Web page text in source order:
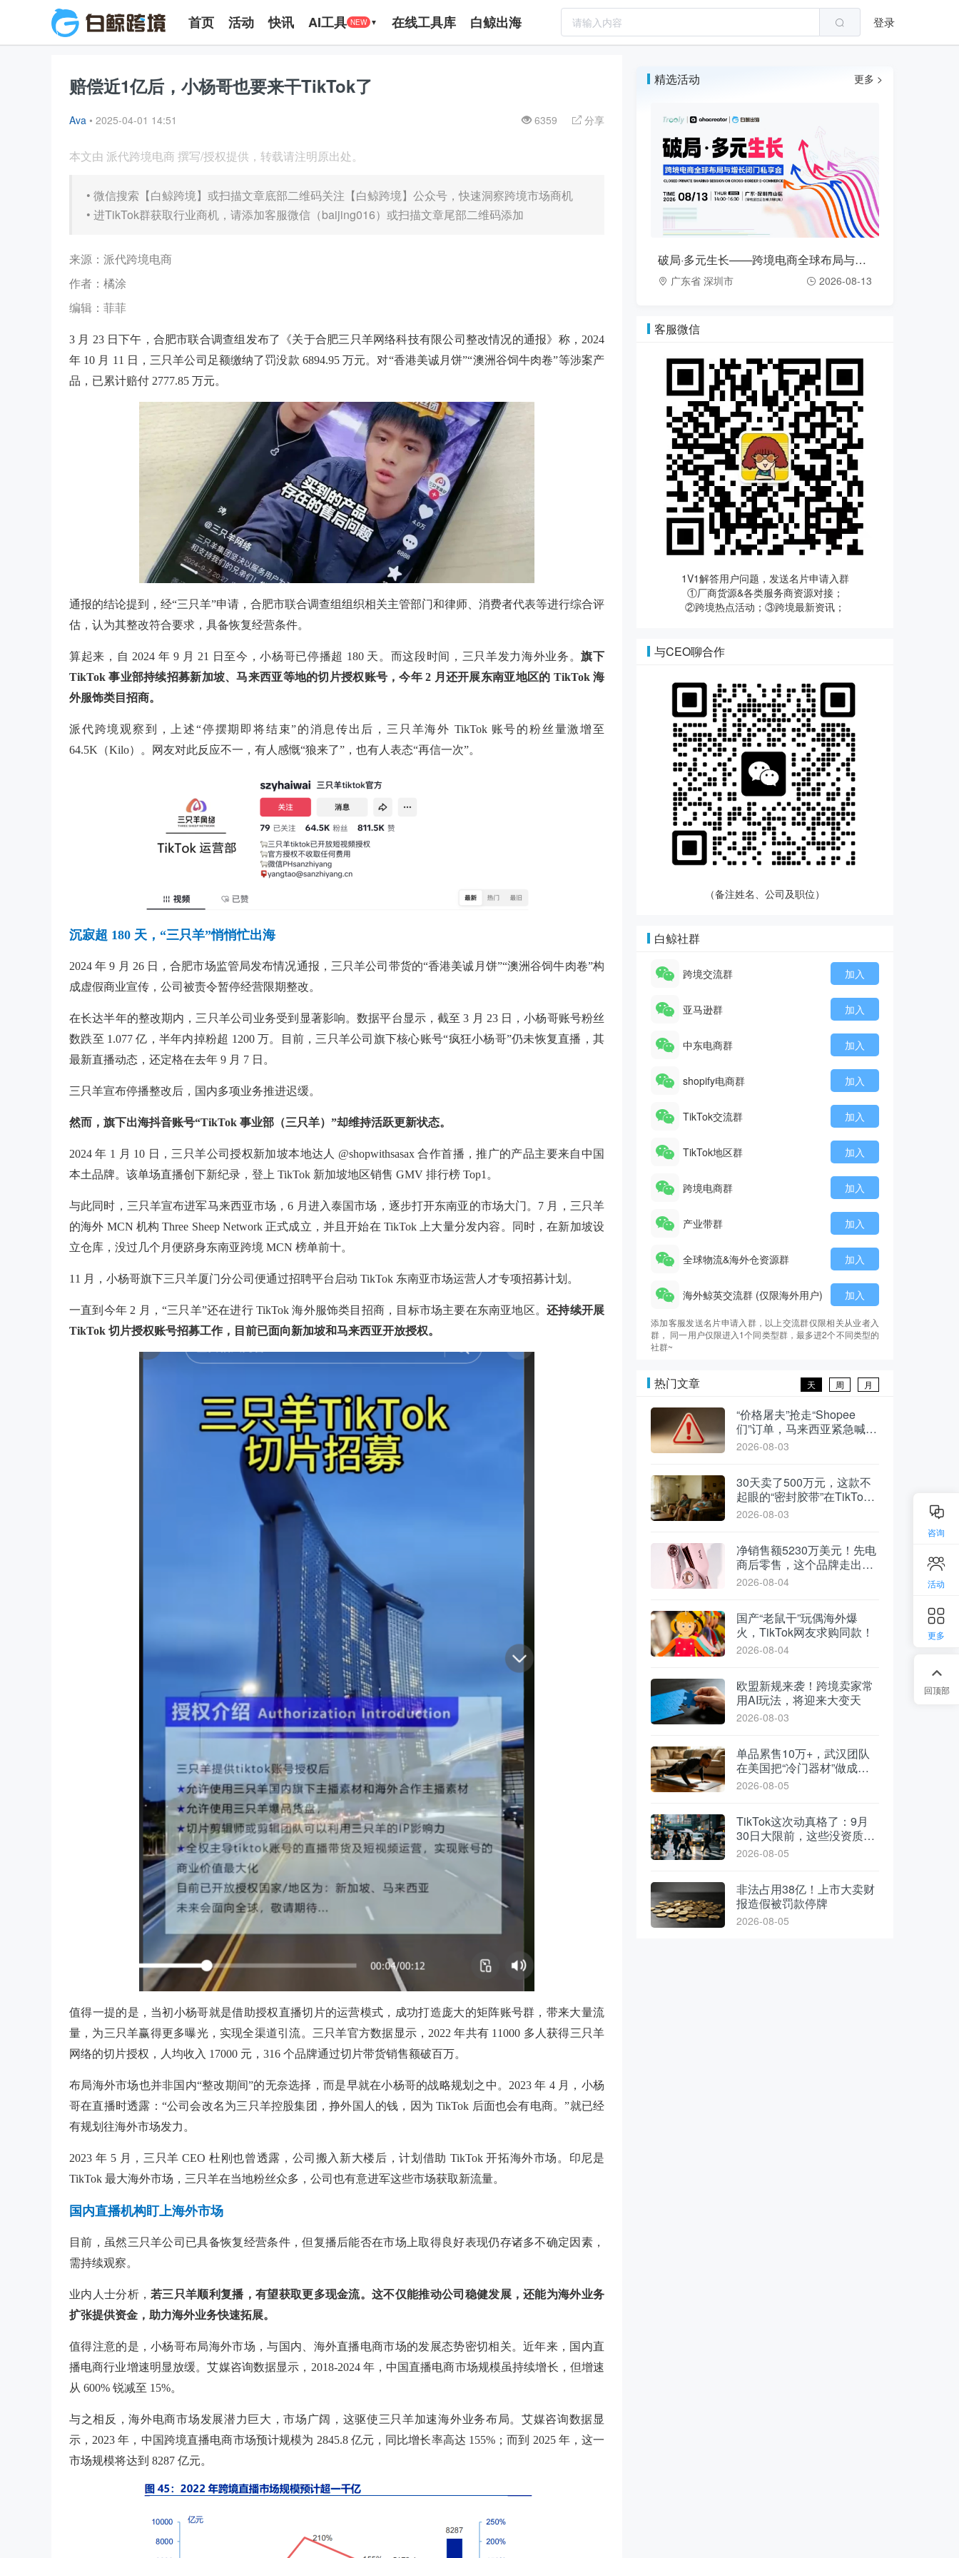
首页 活动 快讯 AI工具 NEW ▼ 在线工具库 白鲸出海 登录
赔偿近1亿后，小杨哥也要来干TikTok了
Ava • 2025-04-01 14:51 分享
6359
本文由 派代跨境电商 撰写/授权提供，转载请注明原出处。
• 微信搜索【白鲸跨境】或扫描文章底部二维码关注【白鲸跨境】公众号，快速洞察跨境市场商机
• 进TikTok群获取行业商机，请添加客服微信（baijing016）或扫描文章尾部二维码添加
来源：派代跨境电商
作者：橘涂
编辑：菲菲
3 月 23 日下午，合肥市联合调查组发布了《关于合肥三只羊网络科技有限公司整改情况的通报》称，2024
年 10 月 11 日，三只羊公司足额缴纳了罚没款 6894.95 万元。对“香港美诚月饼”“澳洲谷饲牛肉卷”等涉案产
品，已累计赔付 2777.85 万元。
通报的结论提到，经“三只羊”申请，合肥市联合调查组组织相关主管部门和律师、消费者代表等进行综合评
估，认为其整改符合要求，具备恢复经营条件。
算起来，自 2024 年 9 月 21 日至今，小杨哥已停播超 180 天。而这段时间，三只羊发力海外业务。旗下
TikTok 事业部持续招募新加坡、马来西亚等地的切片授权账号，今年 2 月还开展东南亚地区的 TikTok 海
外服饰类目招商。
派代跨境观察到，上述“停摆期即将结束”的消息传出后，三只羊海外 TikTok 账号的粉丝量激增至
64.5K（Kilo）。网友对此反应不一，有人感慨“狼来了”，也有人表态“再信一次”。
沉寂超 180 天， “三只羊”悄悄忙出海
2024 年 9 月 26 日，合肥市场监管局发布情况通报，三只羊公司带货的“香港美诚月饼”“澳洲谷饲牛肉卷”构
成虚假商业宣传，公司被责令暂停经营限期整改。
在长达半年的整改期内，三只羊公司业务受到显著影响。数据平台显示，截至 3 月 23 日，小杨哥账号粉丝
数跌至 1.077 亿，半年内掉粉超 1200 万。目前，三只羊公司旗下核心账号“疯狂小杨哥”仍未恢复直播，其
最新直播动态，还定格在去年 9 月 7 日。
三只羊宣布停播整改后，国内多项业务推进迟缓。
然而，旗下出海抖音账号“TikTok 事业部（三只羊）”却维持活跃更新状态。
2024 年 1 月 10 日，三只羊公司授权新加坡本地达人 @shopwithsasax 合作首播，推广的产品主要来自中国
本土品牌。该单场直播创下新纪录，登上 TikTok 新加坡地区销售 GMV 排行榜 Top1。
与此同时，三只羊宣布进军马来西亚市场，6 月进入泰国市场，逐步打开东南亚的市场大门。7 月，三只羊
的海外 MCN 机构 Three Sheep Network 正式成立，并且开始在 TikTok 上大量分发内容。同时，在新加坡设
立仓库，没过几个月便跻身东南亚跨境 MCN 榜单前十。
11 月，小杨哥旗下三只羊厦门分公司便通过招聘平台启动 TikTok 东南亚市场运营人才专项招募计划。
一直到今年 2 月，“三只羊”还在进行 TikTok 海外服饰类目招商，目标市场主要在东南亚地区。还持续开展
TikTok 切片授权账号招募工作，目前已面向新加坡和马来西亚开放授权。
值得一提的是，当初小杨哥就是借助授权直播切片的运营模式，成功打造庞大的矩阵账号群，带来大量流
量，为三只羊赢得更多曝光，实现全渠道引流。三只羊官方数据显示，2022 年共有 11000 多人获得三只羊
网络的切片授权，人均收入 17000 元，316 个品牌通过切片带货销售额破百万。
布局海外市场也并非国内“整改期间”的无奈选择，而是早就在小杨哥的战略规划之中。2023 年 4 月，小杨
哥在直播时透露：“公司会改名为三只羊控股集团，挣外国人的钱，因为 TikTok 后面也会有电商。”就已经
有规划往海外市场发力。
2023 年 5 月，三只羊 CEO 杜刚也曾透露，公司搬入新大楼后，计划借助 TikTok 开拓海外市场。印尼是
TikTok 最大海外市场，三只羊在当地粉丝众多，公司也有意进军这些市场获取新流量。
国内直播机构盯上海外市场
目前，虽然三只羊公司已具备恢复经营条件，但复播后能否在市场上取得良好表现仍存诸多不确定因素，
需持续观察。
业内人士分析，若三只羊顺利复播，有望获取更多现金流。这不仅能推动公司稳健发展，还能为海外业务
扩张提供资金，助力海外业务快速拓展。
值得注意的是，小杨哥布局海外市场，与国内、海外直播电商市场的发展态势密切相关。近年来，国内直
播电商行业增速明显放缓。艾媒咨询数据显示，2018-2024 年，中国直播电商市场规模虽持续增长，但增速
从 600% 锐减至 15%。
与之相反，海外电商市场发展潜力巨大，市场广阔，这驱使三只羊加速海外业务布局。艾媒咨询数据显
示，2023 年，中国跨境直播电商市场预计规模为 2845.8 亿元，同比增长率高达 155%；而到 2025 年，这一
市场规模将达到 8287 亿元。
精选活动 更多 >
破局·多元生长——跨境电商全球布局与增长闭门私享会（2026-08-13）
广东省 深圳市 2026-08-13
客服微信
1V1解答用户问题，发送名片申请入群
①厂商货源&各类服务商资源对接；
②跨境热点活动；③跨境最新资讯；
与CEO聊合作
（备注姓名、公司及职位）
白鲸社群
跨境交流群 加入
亚马逊群 加入
中东电商群 加入
shopify电商群 加入
TikTok交流群 加入
TikTok地区群 加入
跨境电商群 加入
产业带群 加入
全球物流&海外仓资源群 加入
海外鲸英交流群 (仅限海外用户) 加入
添加客服发送名片申请入群，以上交流群仅限相关从业者入
群， 同一用户仅限进入1个同类型群，最多进2个不同类型的
社群~
热门文章 月
周
天
“价格屠夫”抢走“Shopee
们”订单，马来西亚紧急喊
停！
2026-08-03
30天卖了500万元，这款不
起眼的“密封胶带”在TikTok
美区闷声出单
2026-08-03
净销售额5230万美元！先电
商后零售，这个品牌走出了
不一样的路
2026-08-04
国产“老鼠干”玩偶海外爆
火，TikTok网友求购同款！
2026-08-04
欧盟新规来袭！跨境卖家常
用AI玩法，将迎来大变天
2026-08-03
单品累售10万+，武汉团队
在美国把“冷门器材”做成了
爆款
2026-08-05
TikTok这次动真格了：9月
30日大限前，这些没资质的
货一律清退
2026-08-05
非法占用38亿！上市大卖财
报造假被罚款停牌
2026-08-05
咨询
活动
更多
回顶部